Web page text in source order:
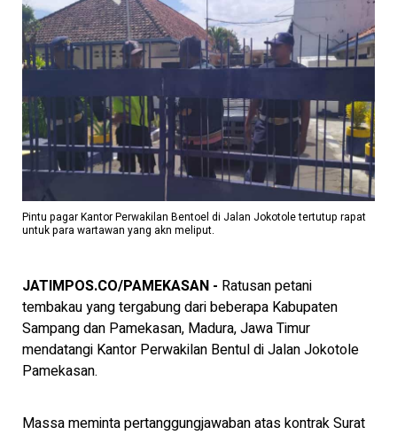
Pintu pagar Kantor Perwakilan Bentoel di Jalan Jokotole tertutup rapat
untuk para wartawan yang akn meliput.
JATIMPOS.CO/PAMEKASAN - Ratusan petani
tembakau yang tergabung dari beberapa Kabupaten
Sampang dan Pamekasan, Madura, Jawa Timur
mendatangi Kantor Perwakilan Bentul di Jalan Jokotole
Pamekasan.
Massa meminta pertanggungjawaban atas kontrak Surat